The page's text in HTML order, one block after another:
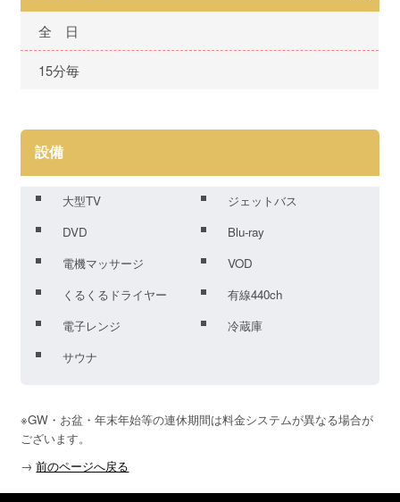
全 日
15分毎
設備
大型TV
ジェットバス
DVD
Blu-ray
電機マッサージ
VOD
くるくるドライヤー
有線440ch
電子レンジ
冷蔵庫
サウナ
※GW・お盆・年末年始等の連休期間は料金システムが異なる場合が
ございます。
→ 前のページへ戻る